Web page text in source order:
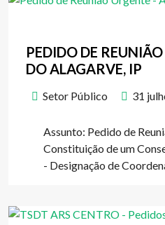
PEDIDO DE
DO ALAGARVE, IP
Setor Público 31
Assunto: Pedido de
Constituição de um
- Designação de